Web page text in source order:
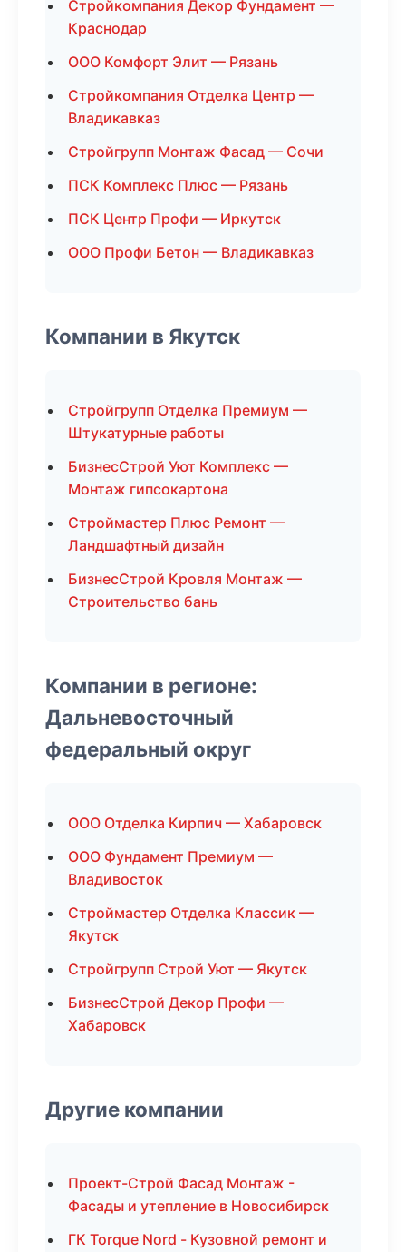
Стройкомпания Декор Фундамент —
Краснодар
ООО Комфорт Элит — Рязань
Стройкомпания Отделка Центр —
Владикавказ
Стройгрупп Монтаж Фасад — Сочи
ПСК Комплекс Плюс — Рязань
ПСК Центр Профи — Иркутск
ООО Профи Бетон — Владикавказ
Компании в Якутск
Стройгрупп Отделка Премиум —
Штукатурные работы
БизнесСтрой Уют Комплекс —
Монтаж гипсокартона
Строймастер Плюс Ремонт —
Ландшафтный дизайн
БизнесСтрой Кровля Монтаж —
Строительство бань
Компании в регионе:
Дальневосточный
федеральный округ
ООО Отделка Кирпич — Хабаровск
ООО Фундамент Премиум —
Владивосток
Строймастер Отделка Классик —
Якутск
Стройгрупп Строй Уют — Якутск
БизнесСтрой Декор Профи —
Хабаровск
Другие компании
Проект-Строй Фасад Монтаж -
Фасады и утепление в Новосибирск
ГК Torque Nord - Кузовной ремонт и